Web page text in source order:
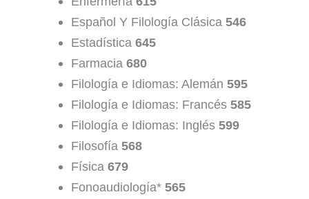
Español Y Filología Clásica 546
Estadística 645
Farmacia 680
Filología e Idiomas: Alemán 595
Filología e Idiomas: Francés 585
Filología e Idiomas: Inglés 599
Filosofía 568
Física 679
Fonoaudiología* 565